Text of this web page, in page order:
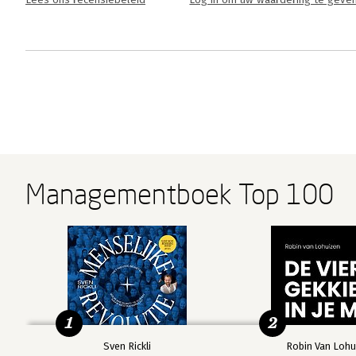
Managementboek Top 100
Sven Rickli
1
Robin Van
2